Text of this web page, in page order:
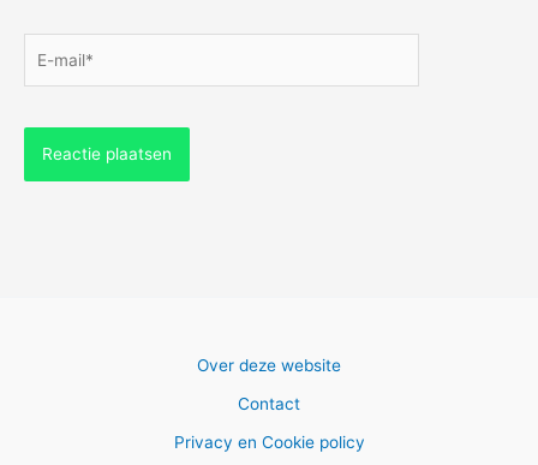
mail*
Over deze website
Contact
Privacy en Cookie policy